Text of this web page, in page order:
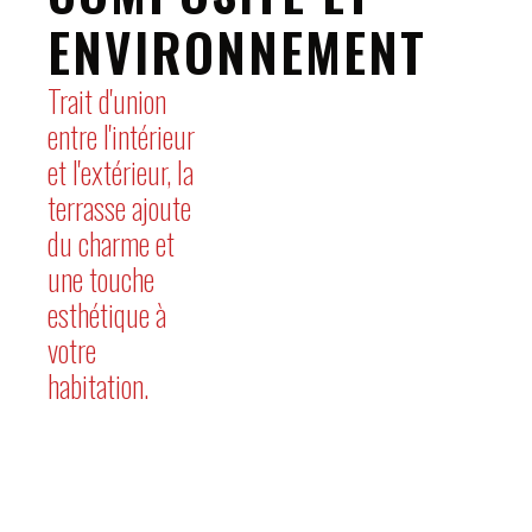
ENVIRONNEMENT
Trait d'union
entre l'intérieur
et l'extérieur, la
terrasse ajoute
du charme et
une touche
esthétique à
votre
habitation.